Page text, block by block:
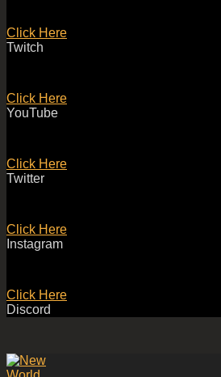
Click Here
Twitch
Click Here
YouTube
Click Here
Twitter
Click Here
Instagram
Click Here
Discord